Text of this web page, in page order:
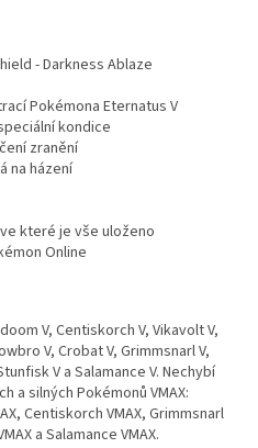
- Darkness Ablaze
Pokémona Eternatus V
kondice
zranění
na házení
které je vše uloženo
Online
V, Centiskorch V, Vikavolt V,
V, Crobat V, Grimmsnarl V,
V a Salamance V. Nechybí
a silných Pokémonů VMAX:
Centiskorch VMAX, Grimmsnarl
a Salamance VMAX.